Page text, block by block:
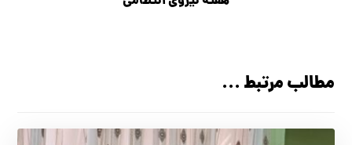
مطالب مرتبط ...